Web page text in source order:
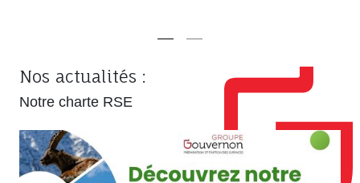
Nos actualités :
Notre charte RSE